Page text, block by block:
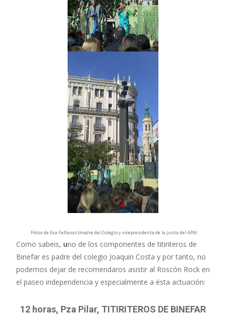
Fotos de Eva Fañanas (madre del Colegio y vicepresidenta de la junta del APA)
Como sabeis, uno de los componentes de titiriteros de
Binefar es padre del colegio Joaquin Costa y por tanto, no
podemos dejar de recomendaros asistir al Roscón Rock en
el paseo independencia y especialmente a ésta actuación:
12 horas, Pza Pilar, TITIRITEROS DE BINEFAR